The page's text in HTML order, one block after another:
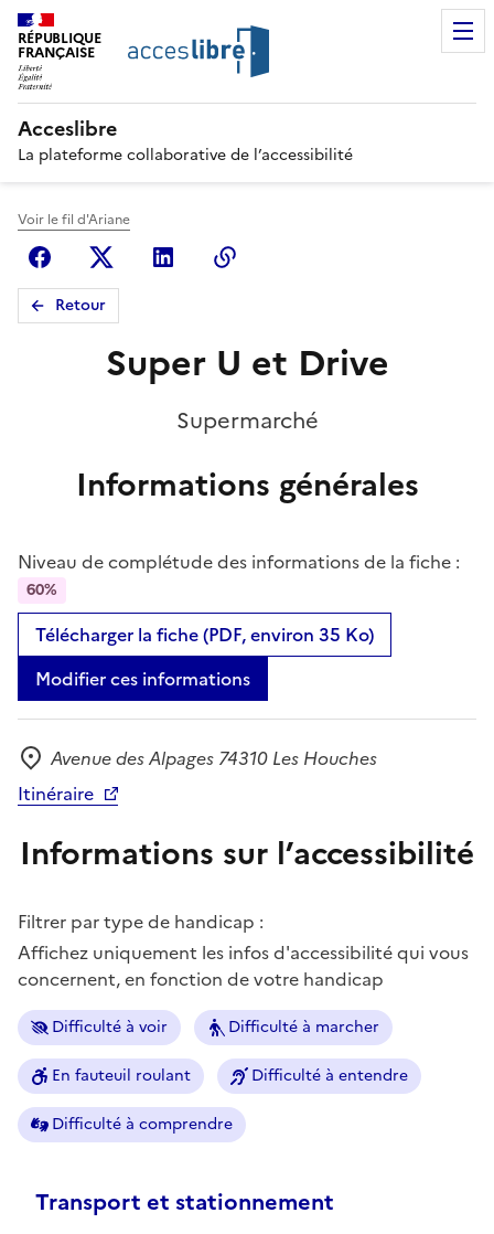
RÉPUBLIQUE
FRANÇAISE
Acceslibre
La plateforme collaborative de l’accessibilité
Voir le fil d'Ariane
FacebookX (anciennement Twitter)
Linkedin
Retour
Super U et Drive
Supermarché
Informations générales
Niveau de complétude des informations de la fiche :
60%
Télécharger la fiche (PDF, environ 35 Ko)
Modifier ces informations
Adresse
Avenue des Alpages 74310 Les Houches
Itinéraire
Informations sur l’accessibilité
Filtrer par type de handicap :
Affichez uniquement les infos d'accessibilité qui vous
concernent, en fonction de votre handicap
Difficulté à voir Difficulté à marcher
En fauteuil roulant Difficulté à entendre
Difficulté à comprendre
Transport et stationnement